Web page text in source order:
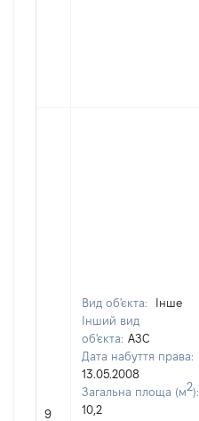
9
Вид об'єкта:
Інше
Інший вид
об'єкта: АЗС
Дата набуття права:
13.05.2008
Загальна площа (м2):
10,2